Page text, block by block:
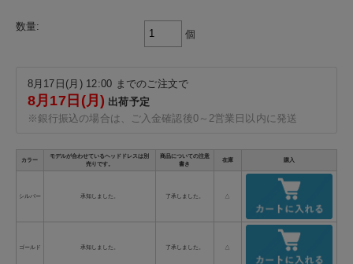
数量:
個
8月17日(月) 12:00 までのご注文で
8月17日(月)出荷予定
※銀行振込の場合は、ご入金確認後0～2営業日以内に発送
カラー
モデルが合わせているヘッドドレスは別
売りです。
商品についての注意
書き
在庫 購入
シルバー 承知しました。 了承しました。 △
ゴールド 承知しました。 了承しました。 △